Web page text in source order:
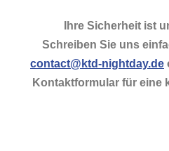
Ihre Sicherheit ist
Schreiben Sie uns
contact@ktd-nightday.de
Kontaktformular für eine